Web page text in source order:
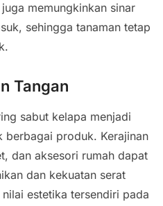
memungkinkan sinar
sehingga tanaman tetap
Tangan
sabut kelapa menjadi
berbagai produk. Kerajinan
dan aksesori rumah dapat
dan kekuatan serat
estetika tersendiri pada